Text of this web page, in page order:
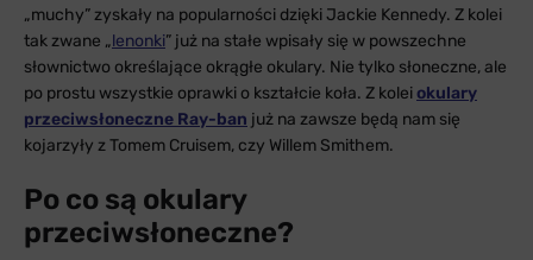
„muchy” zyskały na popularności dzięki Jackie Kennedy. Z kolei
tak zwane „lenonki” już na stałe wpisały się w powszechne
słownictwo określające okrągłe okulary. Nie tylko słoneczne, ale
po prostu wszystkie oprawki o kształcie koła. Z koleiokulary
przeciwsłoneczne Ray-ban już na zawsze będą nam się
kojarzyły z Tomem Cruisem, czy Willem Smithem.
Po co są okulary
przeciwsłoneczne?